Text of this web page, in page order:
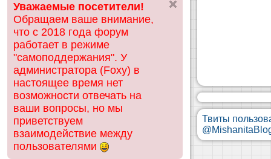
ск
Уважаемые посетители!
Обращаем ваше внимание,
что с 2018 года форум
работает в режиме
"самоподдержания". У
администратора (Foxy) в
настоящее время нет
возможности отвечать на
ваши вопросы, но мы
приветствуем
взаимодействие между
пользователями
Твиты